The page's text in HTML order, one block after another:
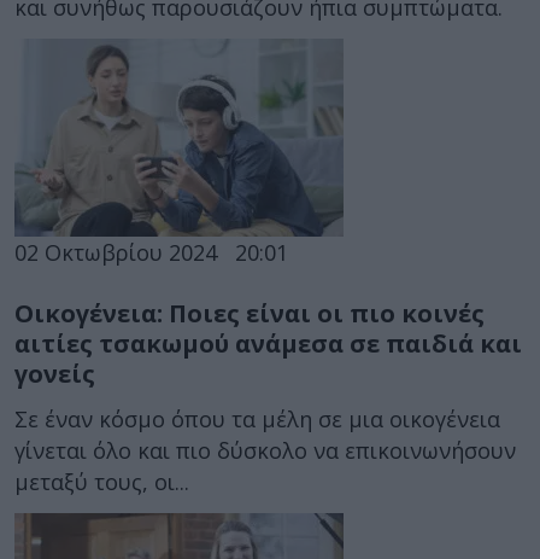
και συνήθως παρουσιάζουν ήπια συμπτώματα.
02 Οκτωβρίου 2024 20:01
Οικογένεια: Ποιες είναι οι πιο κοινές
αιτίες τσακωμού ανάμεσα σε παιδιά και
γονείς
Σε έναν κόσμο όπου τα μέλη σε μια οικογένεια
γίνεται όλο και πιο δύσκολο να επικοινωνήσουν
μεταξύ τους, οι...